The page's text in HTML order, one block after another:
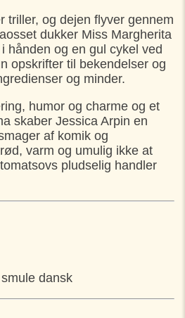
Fælleshuset, Ålsgårde
Ålsgårde
JULI
Hornbæk
Helsingør
triller, og dejen flyver gennem
dukker Miss Margherita
hånden og en gul cykel ved
opskrifter til bekendelser og
og minder.
humor og charme og et
skaber Jessica Arpin en
af komik og
varm og umulig ikke at
pludselig handler
dansk